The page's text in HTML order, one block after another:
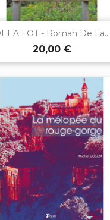
A LOT - Roman De La...
20,00 €